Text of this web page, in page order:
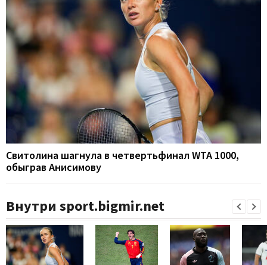
Свитолина шагнула в четвертьфинал WTA 1000,
обыграв Анисимову
Внутри sport.bigmir.net